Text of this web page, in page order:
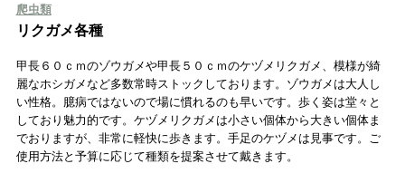
爬虫類
リクガメ各種
甲長６０ｃｍのゾウガメや甲長５０ｃｍのケヅメリクガメ、模様が綺
麗なホシガメなど多数常時ストックしております。ゾウガメは大人し
い性格。臆病ではないので場に慣れるのも早いです。歩く姿は堂々と
しており魅力的です。ケヅメリクガメは小さい個体から大きい個体ま
でおりますが、非常に軽快に歩きます。手足のケヅメは見事です。ご
使用方法と予算に応じて種類を提案させて戴きます。